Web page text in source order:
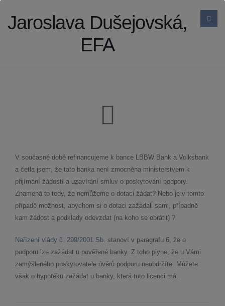
Jaroslava Dušejovská,
EFA
V současné době refinancujeme k bance LBBW Bank a Volksbank
a četla jsem, že tato banka není zmocněna ministerstvem k
přijímání žádostí a uzavírání smluv o poskytování podpory.
Znamená to tedy, že nemůžeme o dotaci žádat? Nebo je v tomto
případě možnost, abychom si o dotaci zažádali sami, případně
kam žádost a podklady odevzdat (na koho se obrátit) ?
Nařízení vlády č. 299/2001 Sb. stanoví v paragrafu 6, že o
podporu lze zažádat u pověřené banky. Z toho plyne, že u Vámi
zamýšleného poskytovatele úvěrů podporu neobdržíte. Můžete
však o hypotéku zažádat u banky, která tuto licenci má.